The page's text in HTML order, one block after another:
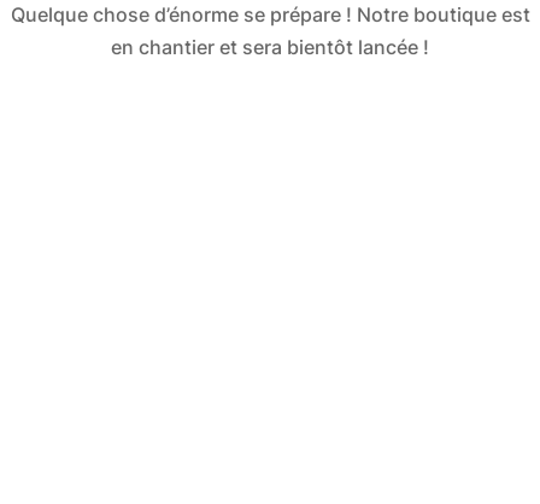
Quelque chose d’énorme se prépare ! Notre boutique est
en chantier et sera bientôt lancée !